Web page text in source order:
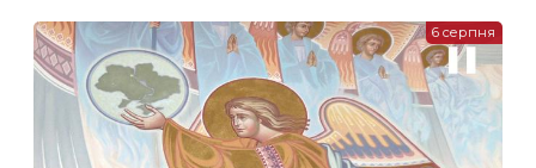
6 серпня